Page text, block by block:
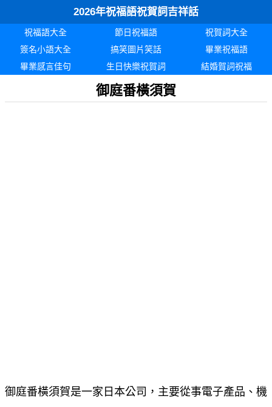
2026年祝福語祝賀詞吉祥話
祝福語大全 節日祝福語
祝賀詞大全
簽名小語大全
搞笑圖片笑話
畢業祝福語
畢業感言佳句
生日快樂祝賀詞 結婚賀詞祝福
御庭番橫須賀
御庭番橫須賀是一家日本公司，主要從事電子產品、機